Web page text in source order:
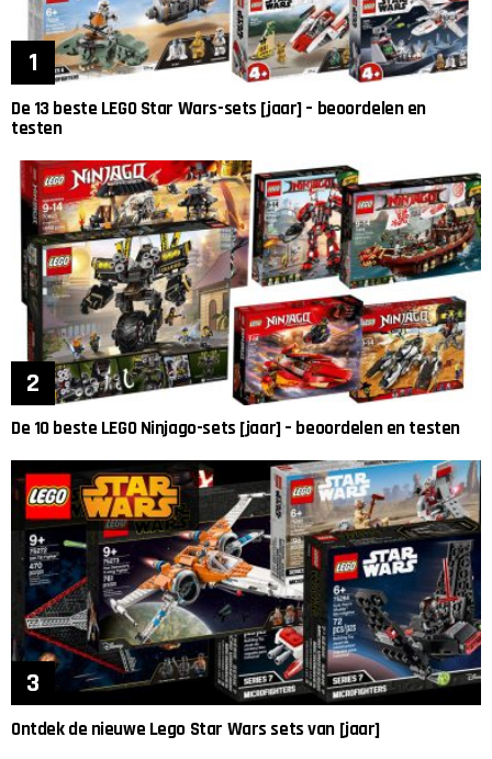
De 13 beste LEGO Star Wars-sets [jaar] – beoordelen en
testen
De 10 beste LEGO Ninjago-sets [jaar] – beoordelen en testen
Ontdek de nieuwe Lego Star Wars sets van [jaar]